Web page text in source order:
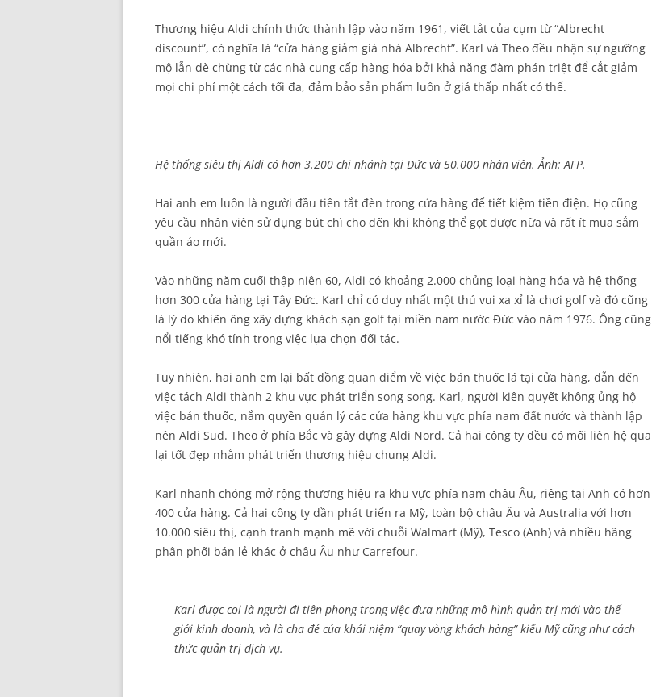
Thương hiệu Aldi chính thức thành lập vào năm 1961, viết tắt của cụm từ “Albrecht
discount”, có nghĩa là “cửa hàng giảm giá nhà Albrecht”. Karl và Theo đều nhận sự ngưỡng
mộ lẫn dè chừng từ các nhà cung cấp hàng hóa bởi khả năng đàm phán triệt để cắt giảm
mọi chi phí một cách tối đa, đảm bảo sản phẩm luôn ở giá thấp nhất có thể.
Hệ thống siêu thị Aldi có hơn 3.200 chi nhánh tại Đức và 50.000 nhân viên. Ảnh: AFP.
Hai anh em luôn là người đầu tiên tắt đèn trong cửa hàng để tiết kiệm tiền điện. Họ cũng
yêu cầu nhân viên sử dụng bút chì cho đến khi không thể gọt được nữa và rất ít mua sắm
quần áo mới.
Vào những năm cuối thập niên 60, Aldi có khoảng 2.000 chủng loại hàng hóa và hệ thống
hơn 300 cửa hàng tại Tây Đức. Karl chỉ có duy nhất một thú vui xa xỉ là chơi golf và đó cũng
là lý do khiến ông xây dựng khách sạn golf tại miền nam nước Đức vào năm 1976. Ông cũng
nổi tiếng khó tính trong việc lựa chọn đối tác.
Tuy nhiên, hai anh em lại bất đồng quan điểm về việc bán thuốc lá tại cửa hàng, dẫn đến
việc tách Aldi thành 2 khu vực phát triển song song. Karl, người kiên quyết không ủng hộ
việc bán thuốc, nắm quyền quản lý các cửa hàng khu vực phía nam đất nước và thành lập
nên Aldi Sud. Theo ở phía Bắc và gây dựng Aldi Nord. Cả hai công ty đều có mối liên hệ qua
lại tốt đẹp nhằm phát triển thương hiệu chung Aldi.
Karl nhanh chóng mở rộng thương hiệu ra khu vực phía nam châu Âu, riêng tại Anh có hơn
400 cửa hàng. Cả hai công ty dần phát triển ra Mỹ, toàn bộ châu Âu và Australia với hơn
10.000 siêu thị, cạnh tranh mạnh mẽ với chuỗi Walmart (Mỹ), Tesco (Anh) và nhiều hãng
phân phối bán lẻ khác ở châu Âu như Carrefour.
Karl được coi là người đi tiên phong trong việc đưa những mô hình quản trị mới vào thế
giới kinh doanh, và là cha đẻ của khái niệm “quay vòng khách hàng” kiểu Mỹ cũng như cách
thức quản trị dịch vụ.